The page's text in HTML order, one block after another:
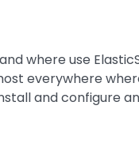
where use
everywhere
and configure